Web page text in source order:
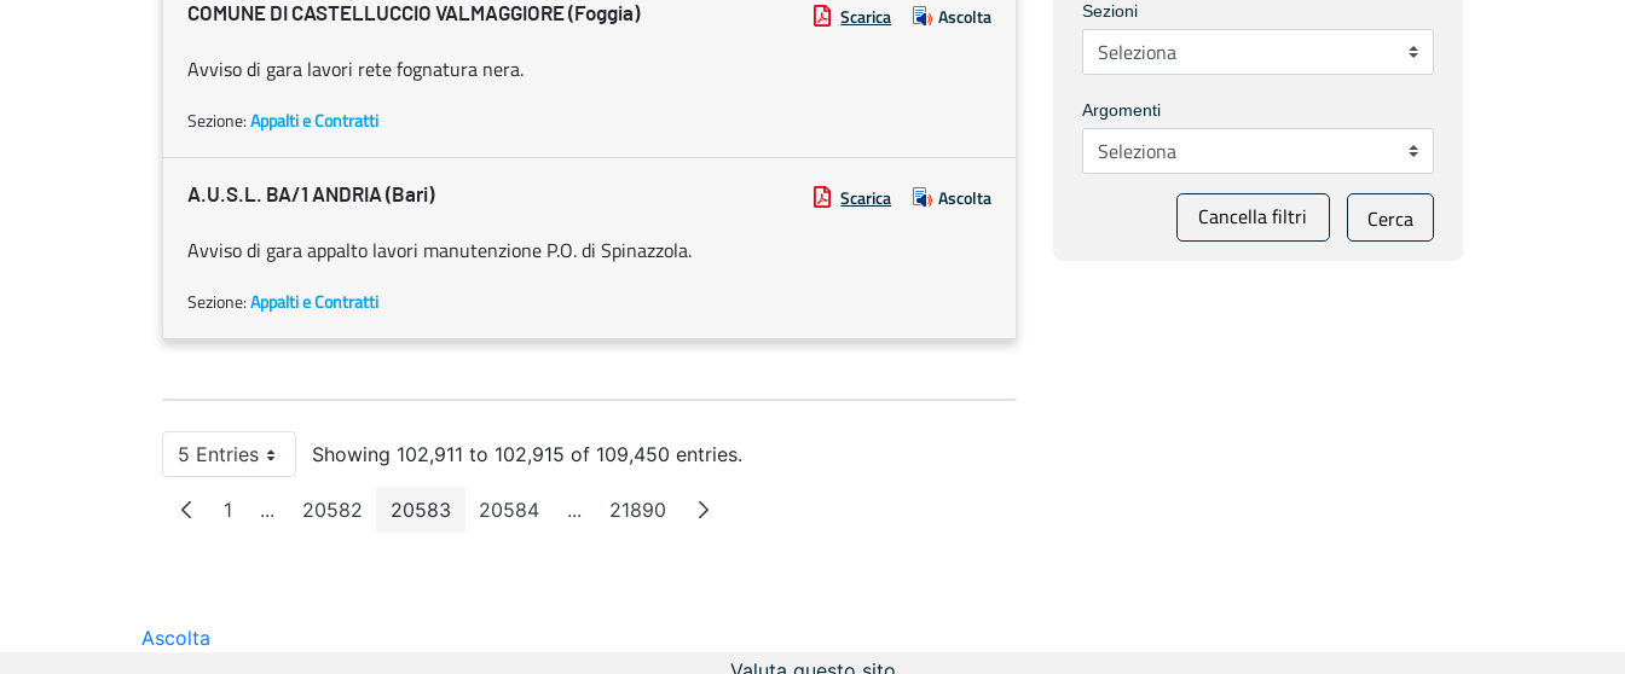
COMUNE DI CASTELLUCCIO VALMAGGIORE (Foggia) Scarica Ascolta
Avviso di gara lavori rete fognatura nera.
Sezione:Appalti e Contratti
A.U.S.L. BA/1 ANDRIA (Bari) Scarica Ascolta
Avviso di gara appalto lavori manutenzione P.O. di Spinazzola.
Sezione:Appalti e Contratti
5 EntriesPer PageShowing 102,911 to 102,915 of 109,450 entries.
Page
1 ...Intermediate Pages
Page
20582 Page
20583 Page
20584 ...Intermediate Pages
Page
21890
Sezioni
Argomenti
Cancella filtri Cerca
Ascolta